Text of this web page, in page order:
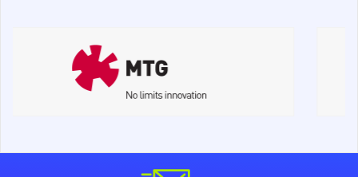
Ножі, ріжучі кромки
Захист (ковша, адаптера)
зателефонувати